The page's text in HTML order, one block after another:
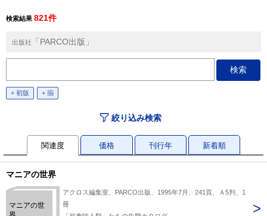
検索結果 821件
出版社 「PARCO出版」
+ 初版 + 揃
絞り込み検索
関連度 価格 刊行年 新着順
マニアの世界
マニアの世
アクロス編集室、PARCO出版、1995年7月、241頁、Ａ5判、1
冊